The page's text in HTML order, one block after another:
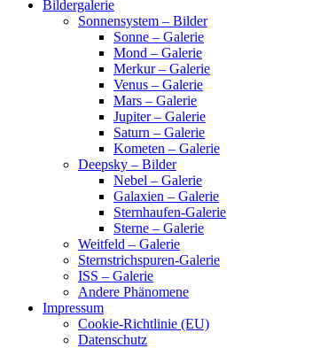
Bildergalerie
Sonnensystem – Bilder
Sonne – Galerie
Mond – Galerie
Merkur – Galerie
Venus – Galerie
Mars – Galerie
Jupiter – Galerie
Saturn – Galerie
Kometen – Galerie
Deepsky – Bilder
Nebel – Galerie
Galaxien – Galerie
Sternhaufen-Galerie
Sterne – Galerie
Weitfeld – Galerie
Sternstrichspuren-Galerie
ISS – Galerie
Andere Phänomene
Impressum
Cookie-Richtlinie (EU)
Datenschutz